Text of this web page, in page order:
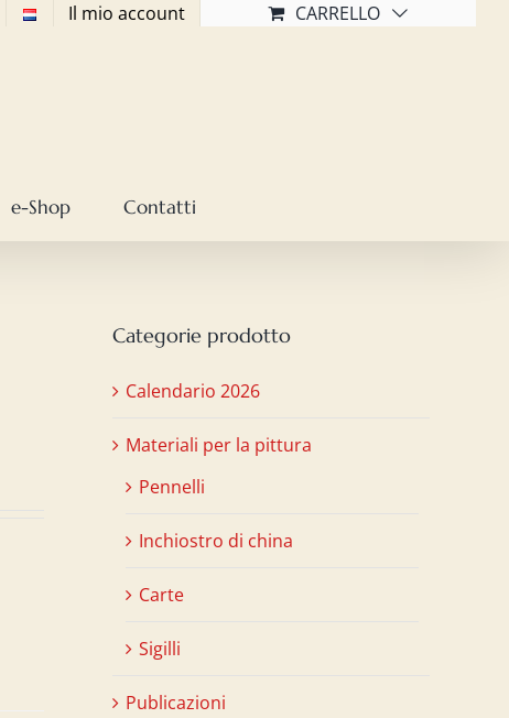
Il mio account CARRELLO
e-Shop Contatti
Categorie prodotto
Calendario 2026
Materiali per la pittura
Pennelli
Inchiostro di china
Carte
Sigilli
Publicazioni